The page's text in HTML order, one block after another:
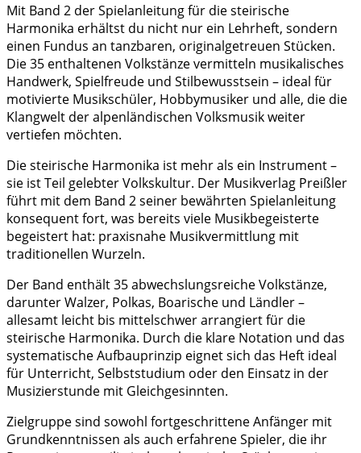
Mit Band 2 der Spielanleitung für die steirische
Harmonika erhältst du nicht nur ein Lehrheft, sondern
einen Fundus an tanzbaren, originalgetreuen Stücken.
Die 35 enthaltenen Volkstänze vermitteln musikalisches
Handwerk, Spielfreude und Stilbewusstsein – ideal für
motivierte Musikschüler, Hobbymusiker und alle, die die
Klangwelt der alpenländischen Volksmusik weiter
vertiefen möchten.
Die steirische Harmonika ist mehr als ein Instrument –
sie ist Teil gelebter Volkskultur. Der Musikverlag Preißler
führt mit dem Band 2 seiner bewährten Spielanleitung
konsequent fort, was bereits viele Musikbegeisterte
begeistert hat: praxisnahe Musikvermittlung mit
traditionellen Wurzeln.
Der Band enthält 35 abwechslungsreiche Volkstänze,
darunter Walzer, Polkas, Boarische und Ländler –
allesamt leicht bis mittelschwer arrangiert für die
steirische Harmonika. Durch die klare Notation und das
systematische Aufbauprinzip eignet sich das Heft ideal
für Unterricht, Selbststudium oder den Einsatz in der
Musizierstunde mit Gleichgesinnten.
Zielgruppe sind sowohl fortgeschrittene Anfänger mit
Grundkenntnissen als auch erfahrene Spieler, die ihr